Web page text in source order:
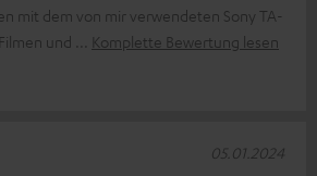
mit dem von mir verwendeten Sony TA-
und
Komplette Bewertung lesen
05.01.2024